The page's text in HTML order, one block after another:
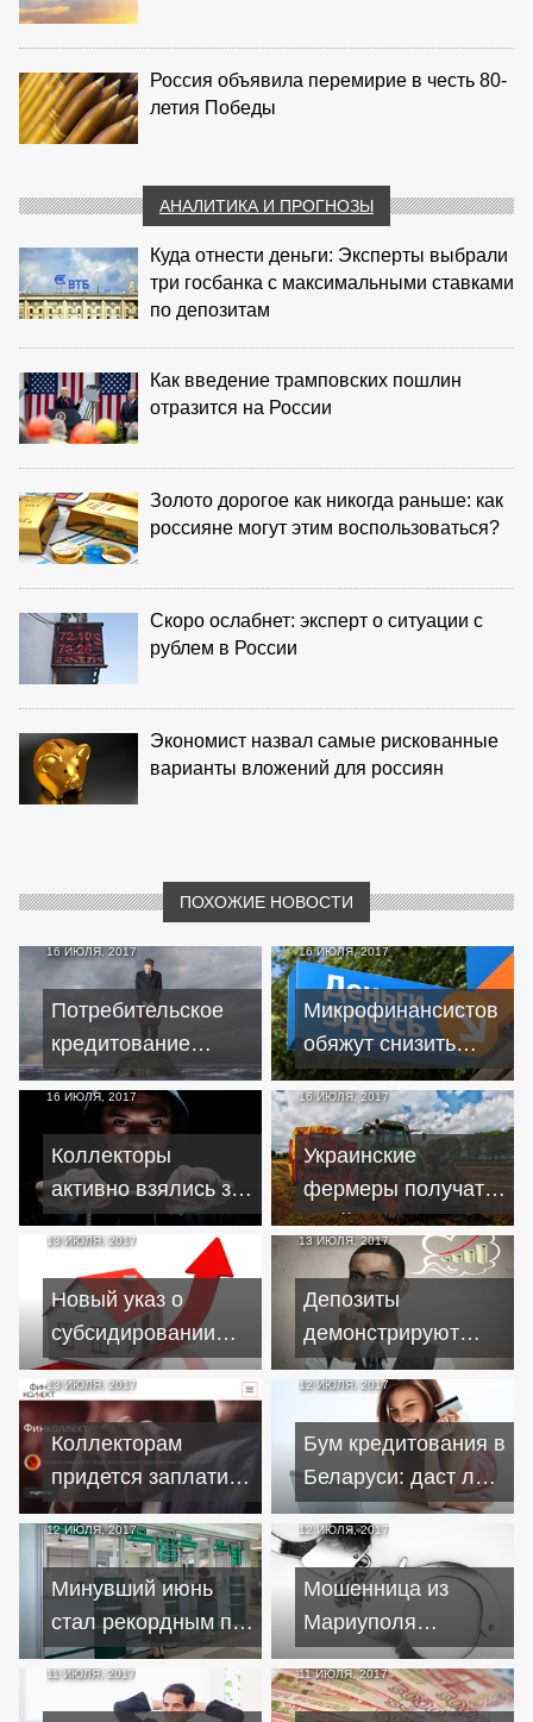
Россия объявила перемирие в честь 80-
летия Победы
АНАЛИТИКА И ПРОГНОЗЫ
Куда отнести деньги: Эксперты выбрали
три госбанка с максимальными ставками
по депозитам
Как введение трамповских пошлин
отразится на России
Золото дорогое как никогда раньше: как
россияне могут этим воспользоваться?
Скоро ослабнет: эксперт о ситуации с
рублем в России
Экономист назвал самые рискованные
варианты вложений для россиян
ПОХОЖИЕ НОВОСТИ
16 ИЮЛЯ, 2017
Потребительское
кредитование
вгоняет белорусов
в долговую яму
16 ИЮЛЯ, 2017
Микрофинансистов
обяжут снизить
ставки по
кредитам?
16 ИЮЛЯ, 2017
Коллекторы
активно взялись за
киевлян
16 ИЮЛЯ, 2017
Украинские
фермеры получат
двойную
компенсацию по
кредитам
13 ИЮЛЯ, 2017
Новый указ о
субсидировании
жилищного
строительства
обрадовал не всех
13 ИЮЛЯ, 2017
Депозиты
демонстрируют
рост в отличие от
кредитования
13 ИЮЛЯ, 2017
Коллекторам
придется заплатить
штраф за давление
на должницу по
кредиту
12 ИЮЛЯ, 2017
Бум кредитования в
Беларуси: даст ли
банк деньги лично
вам?
12 ИЮЛЯ, 2017
Минувший июнь
стал рекордным по
числу
оформленных
12 ИЮЛЯ, 2017
Мошенница из
Мариуполя
выманила у
потенциальных
11 ИЮЛЯ, 2017 11 ИЮЛЯ, 2017